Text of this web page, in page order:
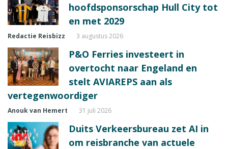
hoofdsponsorschap Hull City tot
en met 2029
Redactie Reisbizz 3 augustus 2026
P&O Ferries investeert in
overtocht naar Engeland en
stelt AVIAREPS aan als
vertegenwoordiger
Anouk van Hemert 31 juli 2026
Duits Verkeersbureau zet AI in
om reisbranche van actuele